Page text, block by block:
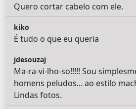
Quero cortar cabelo com ele.
kiko
É tudo o que eu queria
jdesouzaj
Ma-ra-vi-lho-so!!!!! Sou
homens peludos... ao estilo
Lindas fotos.